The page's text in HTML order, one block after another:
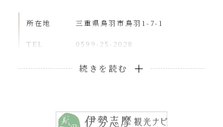
所在地 三重県鳥羽市鳥羽1-7-1
TEL 0599-25-2028
9:00～17:00 (季節により変動
有。詳しく公式サイトをご確認く
ホテルから 電車または車で約40分